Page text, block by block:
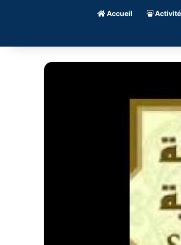
Accueil